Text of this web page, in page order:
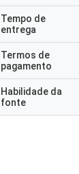
Tempo de
entrega
Termos de
pagamento
Habilidade da
fonte